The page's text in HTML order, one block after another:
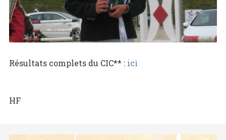
Résultats complets du CIC** : ici
HF